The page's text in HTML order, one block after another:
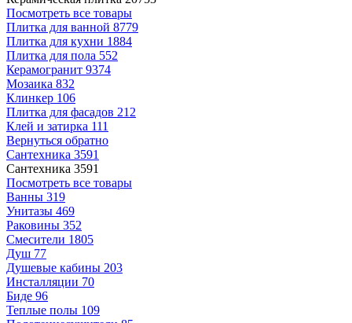
Посмотреть все товары
Плитка для ванной 8779
Плитка для кухни 1884
Плитка для пола 552
Керамогранит 9374
Мозаика 832
Клинкер 106
Плитка для фасадов 212
Клей и затирка 111
Вернуться обратно
Сантехника 3591
Сантехника 3591
Посмотреть все товары
Ванны 319
Унитазы 469
Раковины 352
Смесители 1805
Душ 77
Душевые кабины 203
Инсталляции 70
Биде 96
Теплые полы 109